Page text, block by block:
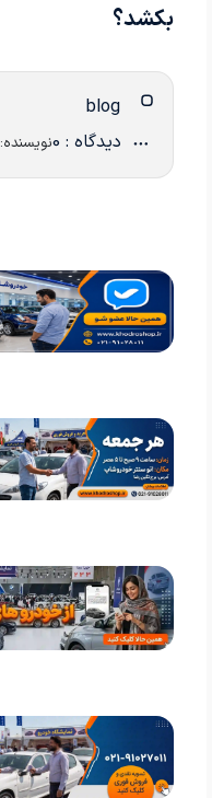
بکشد؟
دیدگاه : 0 نویسنده: